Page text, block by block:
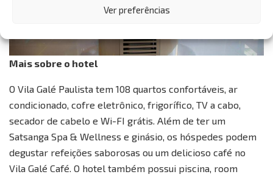
Ver preferências
Mais sobre o hotel
O Vila Galé Paulista tem 108 quartos confortáveis, ar
condicionado, cofre eletrônico, frigorífico, TV a cabo,
secador de cabelo e Wi-FI grátis. Além de ter um
Satsanga Spa & Wellness e ginásio, os hóspedes podem
degustar refeições saborosas ou um delicioso café no
Vila Galé Café. O hotel também possui piscina, room